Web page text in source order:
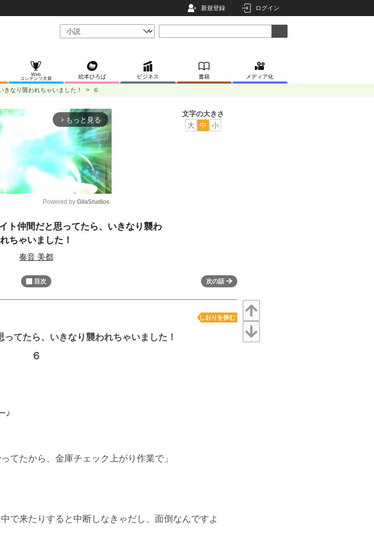
新規登録 ログイン
Web
コンテンツ大賞
絵本ひろば ビジネス 書籍 メディア化
きなり襲われちゃいました！ > ６
arrow_forward_ios もっと見る
M
Powered by GliaStudios
ト仲間だと思ってたら、いきなり襲わ
れちゃいました！
奏音 美都
文字の大きさ
大
中 小
目次 次の話
しおりを挟む
てたら、いきなり襲われちゃいました！
６
♪
てたから、金庫チェック上がり作業で」
で来たりすると中断しなきゃだし、面倒なんですよ